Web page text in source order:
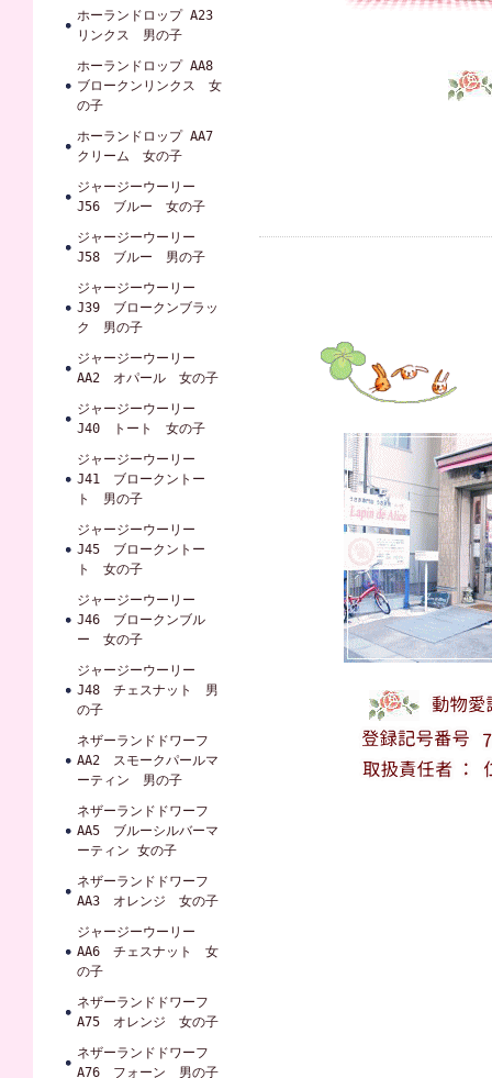
ホーランドロップ A23
リンクス 男の子
ホーランドロップ AA8
ブロークンリンクス 女
の子
ホーランドロップ AA7
クリーム 女の子
ジャージーウーリー
J56 ブルー 女の子
ジャージーウーリー
J58 ブルー 男の子
ジャージーウーリー
J39 ブロークンブラッ
ク 男の子
ジャージーウーリー
AA2 オパール 女の子
ジャージーウーリー
J40 トート 女の子
ジャージーウーリー
J41 ブロークントー
ト 男の子
ジャージーウーリー
J45 ブロークントー
ト 女の子
ジャージーウーリー
J46 ブロークンブル
ー 女の子
ジャージーウーリー
J48 チェスナット 男
の子
ネザーランドドワーフ
AA2 スモークパールマ
ーティン 男の子
ネザーランドドワーフ
AA5 ブルーシルバーマ
ーティン 女の子
ネザーランドドワーフ
AA3 オレンジ 女の子
ジャージーウーリー
AA6 チェスナット 女
の子
ネザーランドドワーフ
A75 オレンジ 女の子
ネザーランドドワーフ
A76 フォーン 男の子